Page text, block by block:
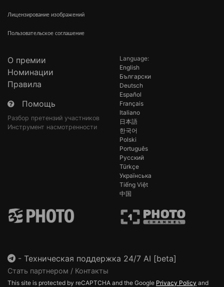
Лицензирование изображений
Пользовательское соглашение
О премии
Номинации
Правила
Помощь
Разбор претензий участников
Инструмент насмотренности
Language:
English
Български
Deutsch
Español
Français
Italiano
日本語
한국어
Polski
Português
Русский
Türkçe
Українська
Tiếng Việt
中国
- Техническая поддержка 24/7 AI [beta]
Стать партнером / Контакты
This site is protected by reCAPTCHA and the Google Privacy Policy and